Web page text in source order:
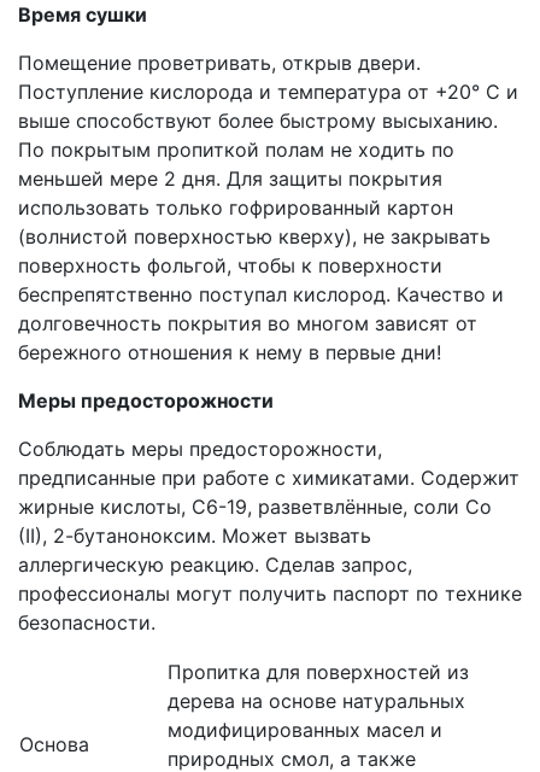
Время сушки
Помещение проветривать, открыв двери.
Поступление кислорода и температура от +20° C и
выше способствуют более быстрому высыханию.
По покрытым пропиткой полам не ходить по
меньшей мере 2 дня. Для защиты покрытия
использовать только гофрированный картон
(волнистой поверхностью кверху), не закрывать
поверхность фольгой, чтобы к поверхности
беспрепятственно поступал кислород. Качество и
долговечность покрытия во многом зависят от
бережного отношения к нему в первые дни!
Меры предосторожности
Соблюдать меры предосторожности,
предписанные при работе с химикатами. Содержит
жирные кислоты, С6-19, разветвлённые, соли Co
(II), 2-бутаноноксим. Может вызвать
аллергическую реакцию. Сделав запрос,
профессионалы могут получить паспорт по технике
безопасности.
Основа
Пропитка для поверхностей из
дерева на основе натуральных
модифицированных масел и
природных смол, а также